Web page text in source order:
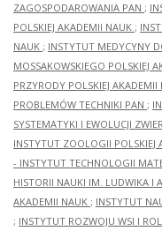
ZAGOSPODAROWANIA PAN ;
POLSKIEJ AKADEMII NAUK ;
NAUK ; INSTYTUT MEDYCYNY
MOSSAKOWSKIEGO POLSKIEJ
PRZYRODY POLSKIEJ AKADEMII
PROBLEMÓW TECHNIKI PAN ;
SYSTEMATYKI I EWOLUCJI
INSTYTUT ZOOLOGII POLSKIEJ
- INSTYTUT TECHNOLOGII
HISTORII NAUKI IM. LUDWIKA I
AKADEMII NAUK ; INSTYTUT
; INSTYTUT ROZWOJU WSI I